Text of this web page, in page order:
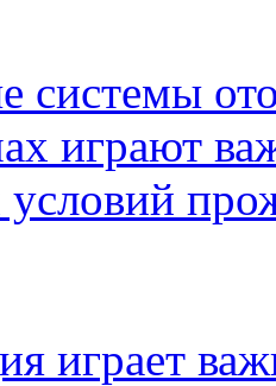
системы
играют
играет